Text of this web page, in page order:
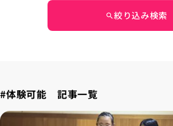
search絞り込み検索
#体験可能 記事一覧